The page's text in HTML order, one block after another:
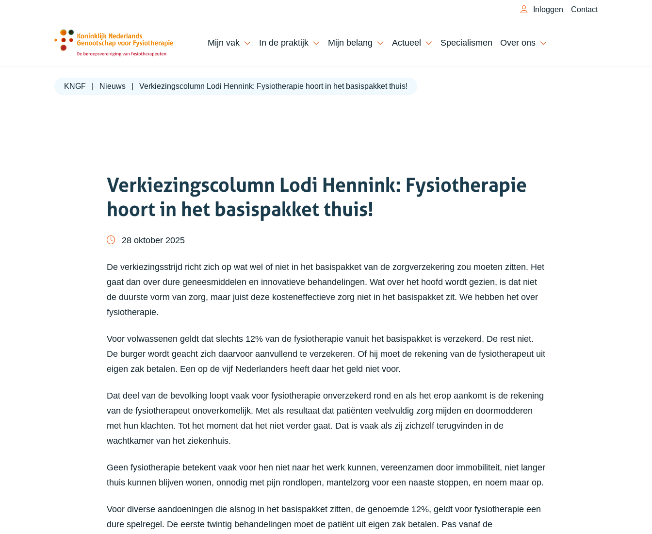
Inloggen Contact
Mijn vak In de praktijk Mijn belang Actueel Specialismen Over ons
KNGF Nieuws Verkiezingscolumn Lodi Hennink: Fysiotherapie hoort in het basispakket thuis!
Verkiezingscolumn Lodi Hennink: Fysiotherapie
hoort in het basispakket thuis!
28 oktober 2025
De verkiezingsstrijd richt zich op wat wel of niet in het basispakket van de zorgverzekering zou moeten zitten. Het
gaat dan over dure geneesmiddelen en innovatieve behandelingen. Wat over het hoofd wordt gezien, is dat niet
de duurste vorm van zorg, maar juist deze kosteneffectieve zorg niet in het basispakket zit. We hebben het over
fysiotherapie.
Voor volwassenen geldt dat slechts 12% van de fysiotherapie vanuit het basispakket is verzekerd. De rest niet.
De burger wordt geacht zich daarvoor aanvullend te verzekeren. Of hij moet de rekening van de fysiotherapeut uit
eigen zak betalen. Een op de vijf Nederlanders heeft daar het geld niet voor.
Dat deel van de bevolking loopt vaak voor fysiotherapie onverzekerd rond en als het erop aankomt is de rekening
van de fysiotherapeut onoverkomelijk. Met als resultaat dat patiënten veelvuldig zorg mijden en doormodderen
met hun klachten. Tot het moment dat het niet verder gaat. Dat is vaak als zij zichzelf terugvinden in de
wachtkamer van het ziekenhuis.
Geen fysiotherapie betekent vaak voor hen niet naar het werk kunnen, vereenzamen door immobiliteit, niet langer
thuis kunnen blijven wonen, onnodig met pijn rondlopen, mantelzorg voor een naaste stoppen, en noem maar op.
Voor diverse aandoeningen die alsnog in het basispakket zitten, de genoemde 12%, geldt voor fysiotherapie een
dure spelregel. De eerste twintig behandelingen moet de patiënt uit eigen zak betalen. Pas vanaf de